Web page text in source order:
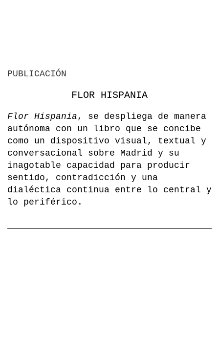
PUBLICACIÓN
FLOR HISPANIA
Flor Hispania , se despliega de manera
autónoma con un libro que se concibe
como un dispositivo visual, textual y
conversacional sobre Madrid y su
inagotable capacidad para producir
sentido, contradicción y una
dialéctica continua entre lo central y
lo periférico.